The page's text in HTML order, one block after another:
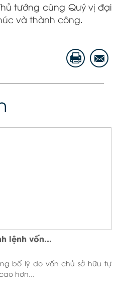
tướng cùng Quý vị đại
và thành công.
lệnh vốn...
bố lý do vốn chủ sở hữu tự
hơn...